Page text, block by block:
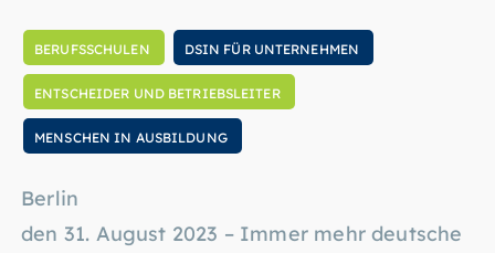
BERUFSSCHULEN DSIN FÜR UNTERNEHMEN
ENTSCHEIDER UND BETRIEBSLEITER
MENSCHEN IN AUSBILDUNG
Berlin
den 31. August 2023 – Immer mehr deutsche